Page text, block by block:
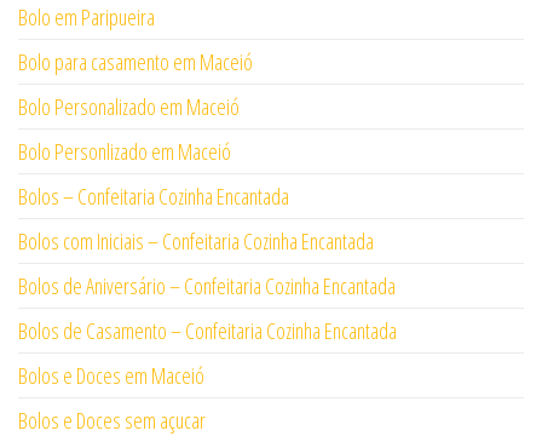
Bolo em Paripueira
Bolo para casamento em Maceió
Bolo Personalizado em Maceió
Bolo Personlizado em Maceió
Bolos – Confeitaria Cozinha Encantada
Bolos com Iniciais – Confeitaria Cozinha Encantada
Bolos de Aniversário – Confeitaria Cozinha Encantada
Bolos de Casamento – Confeitaria Cozinha Encantada
Bolos e Doces em Maceió
Bolos e Doces sem açucar